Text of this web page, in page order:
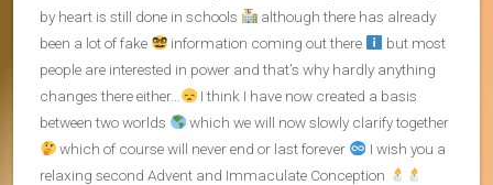
by heart is still done in schools
although there has already
been a lot of fake
information coming out there
but most
people are interested in power and that’s why hardly anything
changes there either…
I think I have now created a basis
between two worlds
which we will now slowly clarify together
which of course will never end or last forever
I wish you a
relaxing second Advent and Immaculate Conception